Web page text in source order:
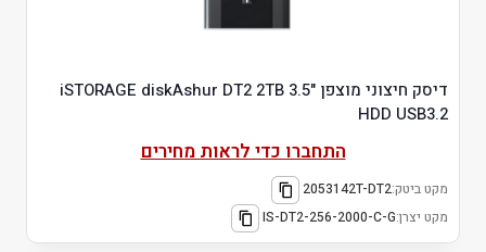
דיסק חיצוני מוצפן "3.5 iSTORAGE diskAshur DT2 2TB
HDD USB3.2
התחברו כדי לראות מחירים
מקט ביטק:2053142T-DT2
מקט יצרן:IS-DT2-256-2000-C-G